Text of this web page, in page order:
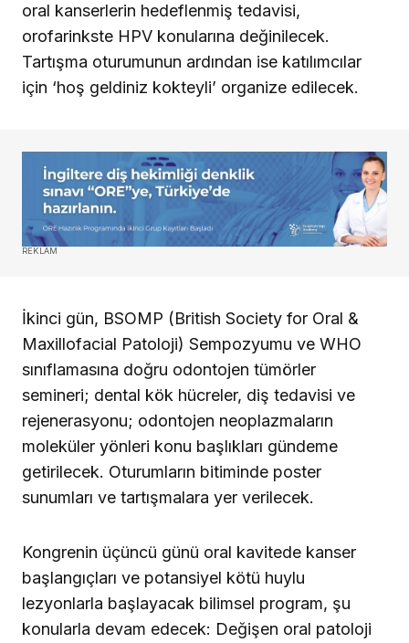
oral kanserlerin hedeflenmiş tedavisi,
orofarinkste HPV konularına değinilecek.
Tartışma oturumunun ardından ise katılımcılar
için ‘hoş geldiniz kokteyli’ organize edilecek.
REKLAM
İkinci gün, BSOMP (British Society for Oral &
Maxillofacial Patoloji) Sempozyumu ve WHO
sınıflamasına doğru odontojen tümörler
semineri; dental kök hücreler, diş tedavisi ve
rejenerasyonu; odontojen neoplazmaların
moleküler yönleri konu başlıkları gündeme
getirilecek. Oturumların bitiminde poster
sunumları ve tartışmalara yer verilecek.
Kongrenin üçüncü günü oral kavitede kanser
başlangıçları ve potansiyel kötü huylu
lezyonlarla başlayacak bilimsel program, şu
konularla devam edecek: Değişen oral patoloji